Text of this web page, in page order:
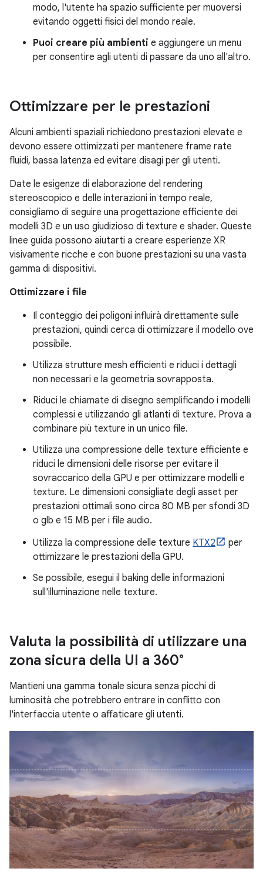
modo, l'utente ha spazio sufficiente per muoversi
evitando oggetti fisici del mondo reale.
Puoi creare più ambienti e aggiungere un menu
per consentire agli utenti di passare da uno all'altro.
Ottimizzare per le prestazioni
Alcuni ambienti spaziali richiedono prestazioni elevate e
devono essere ottimizzati per mantenere frame rate
fluidi, bassa latenza ed evitare disagi per gli utenti.
Date le esigenze di elaborazione del rendering
stereoscopico e delle interazioni in tempo reale,
consigliamo di seguire una progettazione efficiente dei
modelli 3D e un uso giudizioso di texture e shader. Queste
linee guida possono aiutarti a creare esperienze XR
visivamente ricche e con buone prestazioni su una vasta
gamma di dispositivi.
Ottimizzare i file
Il conteggio dei poligoni influirà direttamente sulle
prestazioni, quindi cerca di ottimizzare il modello ove
possibile.
Utilizza strutture mesh efficienti e riduci i dettagli
non necessari e la geometria sovrapposta.
Riduci le chiamate di disegno semplificando i modelli
complessi e utilizzando gli atlanti di texture. Prova a
combinare più texture in un unico file.
Utilizza una compressione delle texture efficiente e
riduci le dimensioni delle risorse per evitare il
sovraccarico della GPU e per ottimizzare modelli e
texture. Le dimensioni consigliate degli asset per
prestazioni ottimali sono circa 80 MB per sfondi 3D
o glb e 15 MB per i file audio.
Utilizza la compressione delle texture KTX2
per
ottimizzare le prestazioni della GPU.
Se possibile, esegui il baking delle informazioni
sull'illuminazione nelle texture.
Valuta la possibilità di utilizzare una
zona sicura della UI a 360°
Mantieni una gamma tonale sicura senza picchi di
luminosità che potrebbero entrare in conflitto con
l'interfaccia utente o affaticare gli utenti.